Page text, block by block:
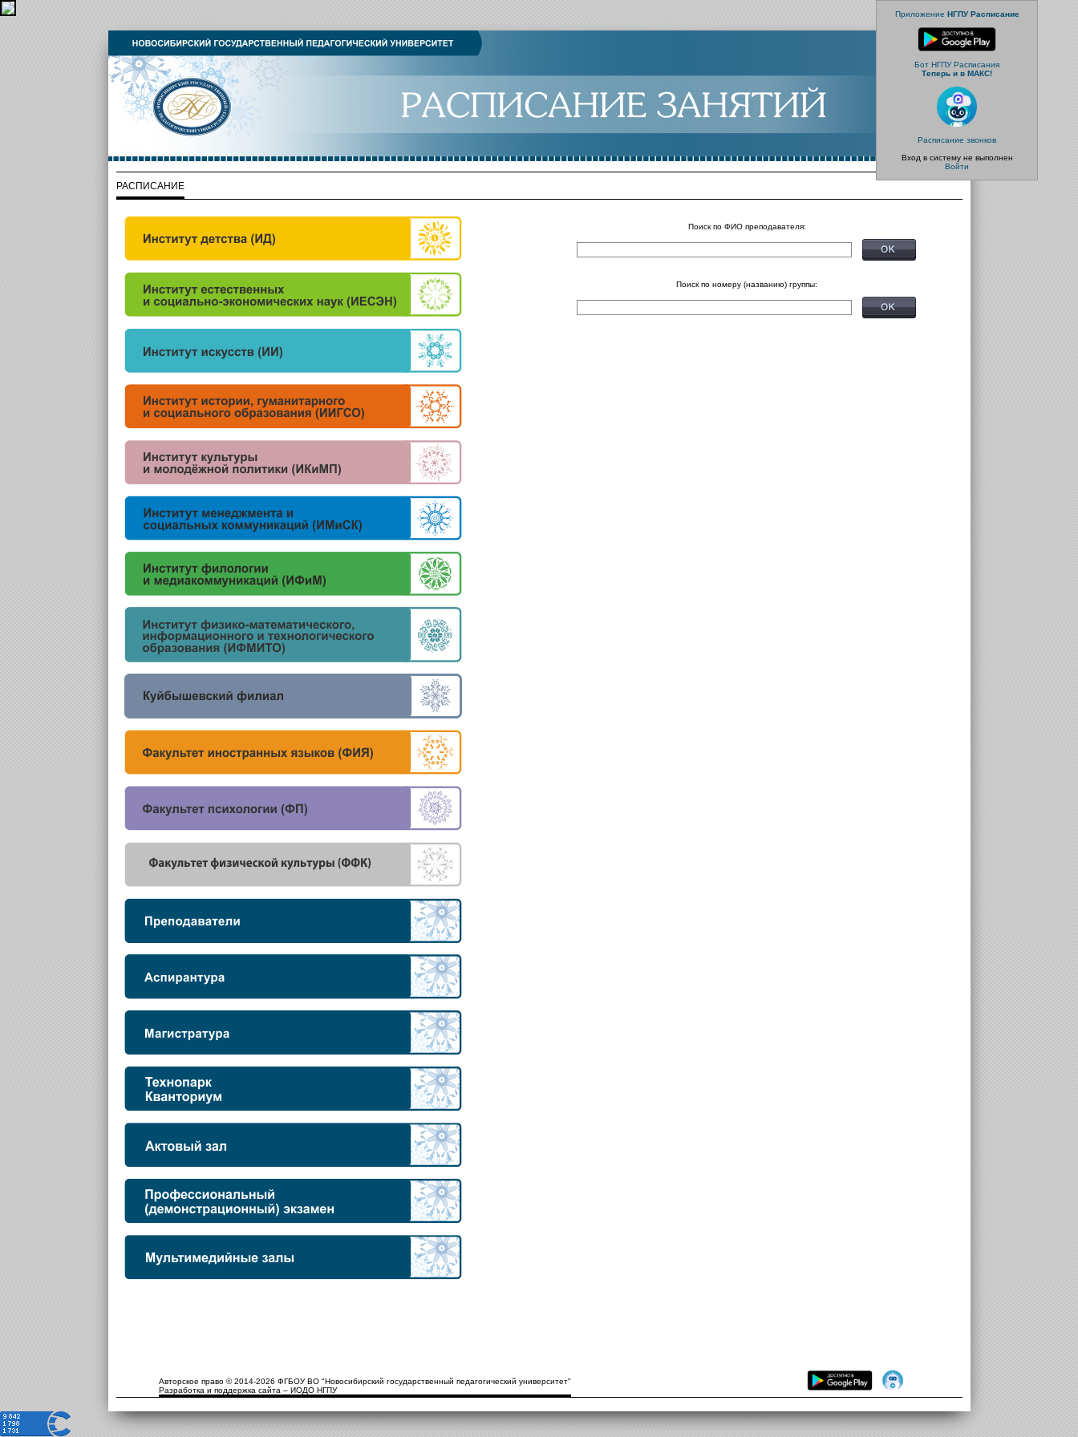
Приложение НГПУ Расписание
Бот НГПУ Расписания
Теперь и в МАКС!
Расписание звонков
Вход в систему не выполнен
Войти
РАСПИСАНИЕ
Поиск по ФИО преподавателя:
Поиск по номеру (названию) группы:
Авторское право © 2014-2026 ФГБОУ ВО "Новосибирский государственный педагогический университет"
Разработка и поддержка сайта – ИОДО НГПУ